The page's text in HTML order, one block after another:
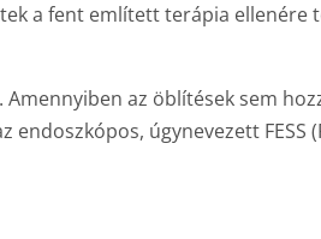
a fent említett terápia
az öblítések sem
úgynevezett